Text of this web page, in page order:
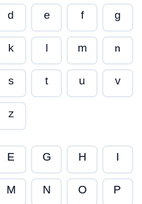
ᵈ ᵉ ᶠ
ᵍ
ᵏ ˡ ᵐ
ⁿ
ˢ ᵗ ᵘ
ᵛ
ᶻ
ᴱ ᴳ ᴴ
ᴵ
ᴹ ᴺ ᴼ
ᴾ